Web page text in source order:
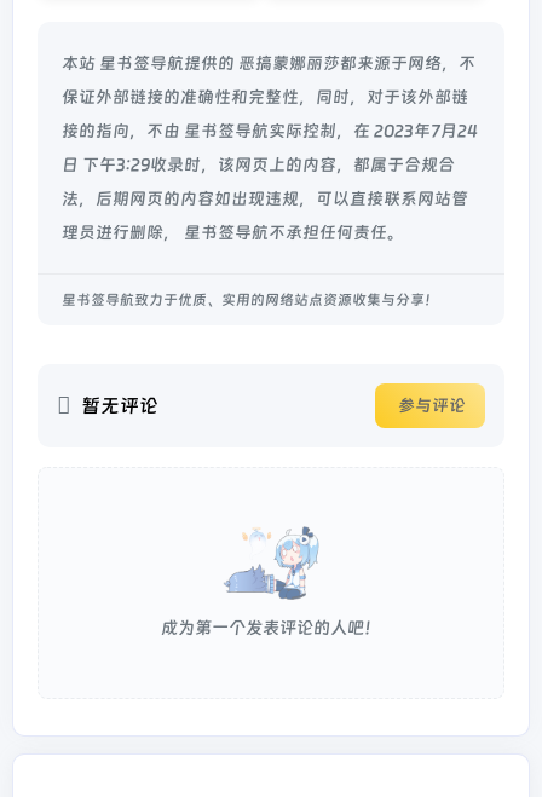
本站 星书签导航提供的 恶搞蒙娜丽莎都来源于网络，不
保证外部链接的准确性和完整性，同时，对于该外部链
接的指向，不由 星书签导航实际控制，在 2023年7月24
日 下午3:29收录时，该网页上的内容，都属于合规合
法，后期网页的内容如出现违规，可以直接联系网站管
理员进行删除， 星书签导航不承担任何责任。
星书签导航致力于优质、实用的网络站点资源收集与分享！
暂无评论 参与评论
成为第一个发表评论的人吧！